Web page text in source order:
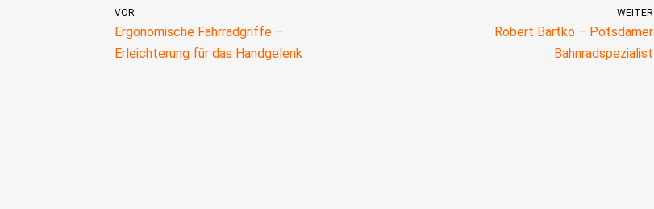
VOR
Ergonomische Fahrradgriffe –
Erleichterung für das Handgelenk
WEITER
Robert Bartko – Potsdamer
Bahnradspezialist